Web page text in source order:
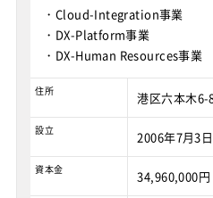
・Cloud-Integration事業
・DX-Platform事業
・DX-Human Resources事業
住所 港区六本木6-
設立 2006年7月3日
資本金 34,960,000円